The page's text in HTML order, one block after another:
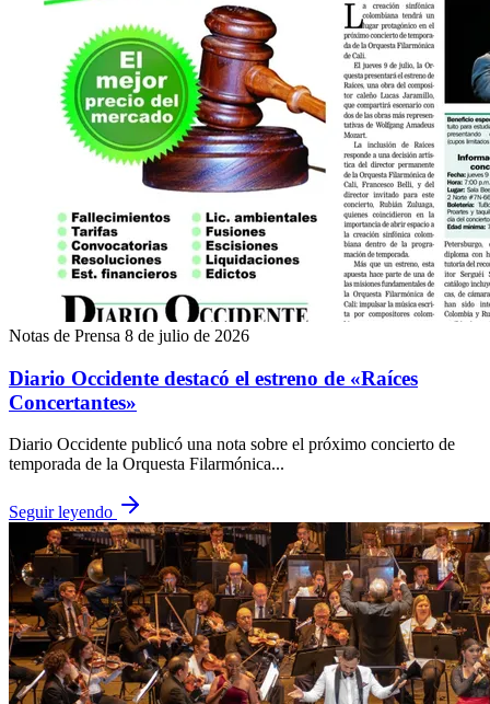
Notas de Prensa 8 de julio de 2026
Diario Occidente destacó el estreno de «Raíces
Concertantes»
Diario Occidente publicó una nota sobre el próximo concierto de
temporada de la Orquesta Filarmónica...
Seguir leyendo